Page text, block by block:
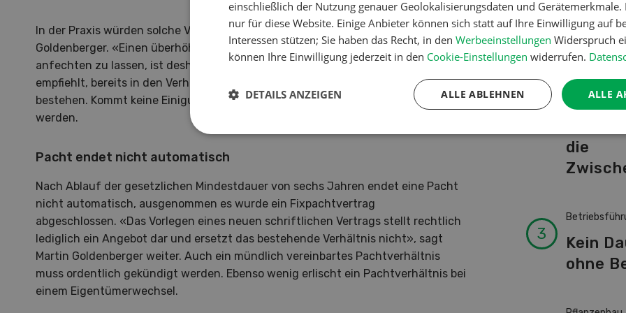
In der Praxis würden solche Verfahren jedoch nur selten ausgelöst, so Martin
Goldenberger. «Einen überhöhten Pachtzins zunächst zu akzeptieren und später
anfechten zu lassen, ist deshalb meist nicht erfolgsversprechend.» Der Experte
empfiehlt, bereits in den Verhandlungen auf einer gesetzeskonformen Lösung zu
bestehen. Kommt keine Einigung zustande, sollte der Vertrag nicht unterzeichnet
werden.
Pacht endet nicht automatisch
Nach Ablauf der gesetzlichen Mindestdauer von sechs Jahren endet eine Pacht
nicht automatisch, ausgenommen es wurde ein Fixpachtvertrag
abgeschlossen. «Das Vorlegen eines neuen schriftlichen Vertrags stellt rechtlich
lediglich ein Angebot dar und ersetzt das bestehende Verhältnis nicht», sagt
Martin Goldenberger weiter. Auch ein mündlich vereinbartes Pachtverhältnis
muss ordentlich gekündigt werden. Ebenso wenig erlischt ein Pachtverhältnis bei
einem Eigentümerwechsel.
von A-
Pflanzenbau
die
Kein
ohne
einschließlich der Nutzung genauer Geolokalisierungsdaten und
nur für diese Website. Einige Anbieter können sich statt auf Ihre Einwilligung auf
Interessen stützen; Sie haben das Recht, in den Werbeeinstellungen Widerspruch
können Ihre Einwilligung jederzeit in den Cookie-Einstellungen widerrufen.
ALLE
ALLE ABLEHNEN
DETAILS ANZEIGEN